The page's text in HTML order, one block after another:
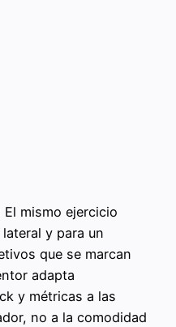
El mismo ejercicio
y para un
que se marcan
adapta
y métricas a las
no a la comodidad